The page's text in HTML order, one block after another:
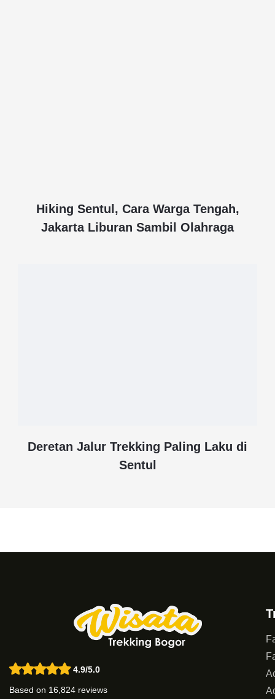
Hiking Sentul, Cara Warga Tengah,
Jakarta Liburan Sambil Olahraga
Deretan Jalur Trekking Paling Laku di
Sentul
4.9/5.0
Based on 16,824 reviews